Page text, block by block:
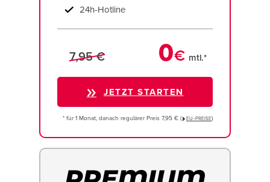
24h-Hotline
7,95 € 0€ mtl.*
JETZT STARTEN
* für 1 Monat, danach regulärer Preis 7,95 € ( EU−PREISE)